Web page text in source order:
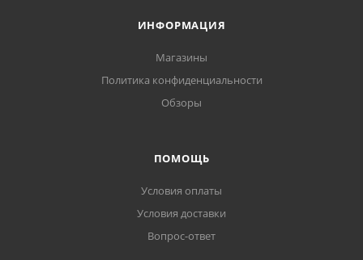
ИНФОРМАЦИЯ
Магазины
Политика конфиденциальности
Обзоры
ПОМОЩЬ
Условия оплаты
Условия доставки
Вопрос-ответ